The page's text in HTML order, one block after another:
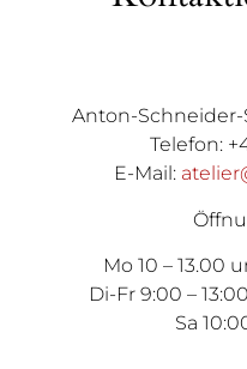
Anton-Schneider-
Telefon:
E-Mail:
Mo 10 – 13.00
Di-Fr 9:00 –
Sa